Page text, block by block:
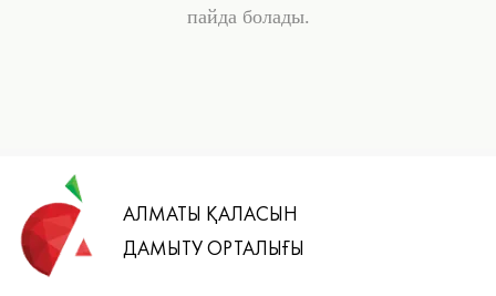
пайда болады.
АЛМАТЫ ҚАЛАСЫН
ДАМЫТУ ОРТАЛЫҒЫ